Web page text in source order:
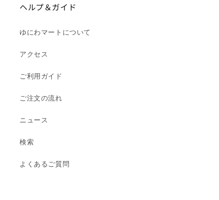
ヘルプ＆ガイド
ゆにわマートについて
アクセス
ご利用ガイド
ご注文の流れ
ニュース
検索
よくあるご質問